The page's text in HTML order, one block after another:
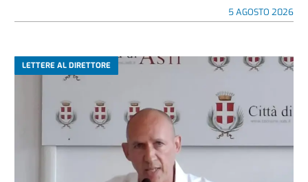
5 AGOSTO 2026
LETTERE AL DIRETTORE